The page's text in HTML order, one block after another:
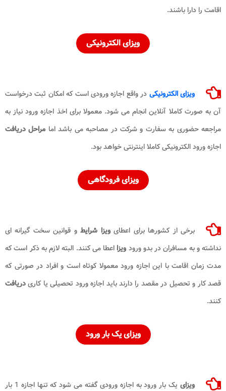
اقامت را دارا باشند.
ویزایالکترونیکی
ویزای الکترونیکی در واقع اجازه ورودی است که امکان ثبت درخواست
آن به صورت کاملا آنلاین انجام می شود. معمولا برای اخذ اجازه ورود نیاز به
مراجعه حضوری به سفارت و شرکت در مصاحبه می باشد اما مراحل دریافت
اجازه ورود الکترونیکی کاملا اینترنتی خواهد بود.
ویزای فرودگاهی
برخی از کشورها برای اعطایویزا شرایطو قوانین سخت گیرانه ای
نداشته و به مسافران در بدو ورود ویزا اعطا می کنند. البته لازم به ذکر است که
مدت زمان اقامت با این اجازه ورود معمولا کوتاه است و افراد در صورتی که
قصد کار و تحصیل در مقصد را دارند باید اجازه ورود تحصیلی یا کاریدریافت
کنند.
ویزاییک بار ورود
ویزای
یک بار ورود به اجازه ورودی گفته می شود که تنها اجازه 1 بار